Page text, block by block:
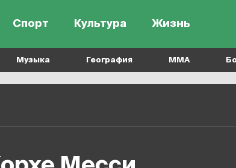
Спорт Культура Жизнь
Музыка География MMA